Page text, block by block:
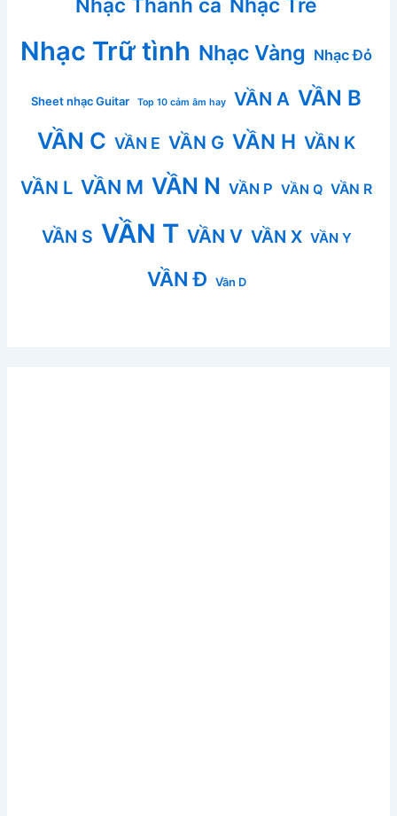
Nhạc Thánh ca Nhạc Trẻ
Nhạc Trữ tình Nhạc Vàng Nhạc Đỏ
Sheet nhạc Guitar Top 10 cảm âm hay VẦN A VẦN B
VẦN C VẦN E VẦN G VẦN H VẦN K
VẦN L VẦN M VẦN N VẦN P VẦN Q VẦN R
VẦN S VẦN T VẦN V VẦN X VẦN Y
VẦN Đ Vần D